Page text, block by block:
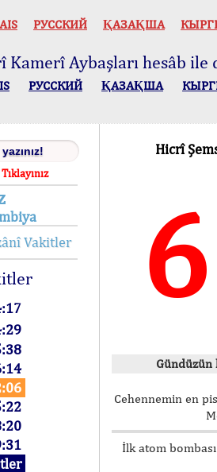
РУССКИЙ ҚАЗАҚША
Kamerî Aybaşları hesâb
РУССКИЙ ҚАЗАҚША
Vakitler
Hicrî
6
Gündüzün
Cehennemin en
İlk atom